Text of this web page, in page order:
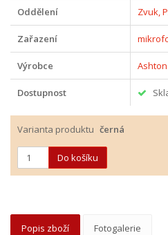
Oddělení Zvuk,
Zařazení
Výrobce Ashton
Dostupnost
Varianta produktu černá
Popis zboží Fotogalerie